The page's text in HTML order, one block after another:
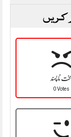
کریں
نا پسند
0 Votes